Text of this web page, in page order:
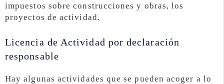
impuestos sobre construcciones y obras, los
proyectos de actividad.
Licencia de Actividad por declaración
responsable
Hay algunas actividades que se pueden acoger a lo